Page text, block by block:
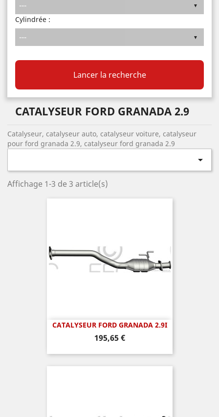
Cylindrée :
Lancer la recherche
CATALYSEUR FORD GRANADA 2.9
Catalyseur, catalyseur auto, catalyseur voiture, catalyseur
pour ford granada 2.9, catalyseur ford granada 2.9

Affichage 1-3 de 3 article(s)
CATALYSEUR FORD GRANADA 2.9I
Prix
195,65 €